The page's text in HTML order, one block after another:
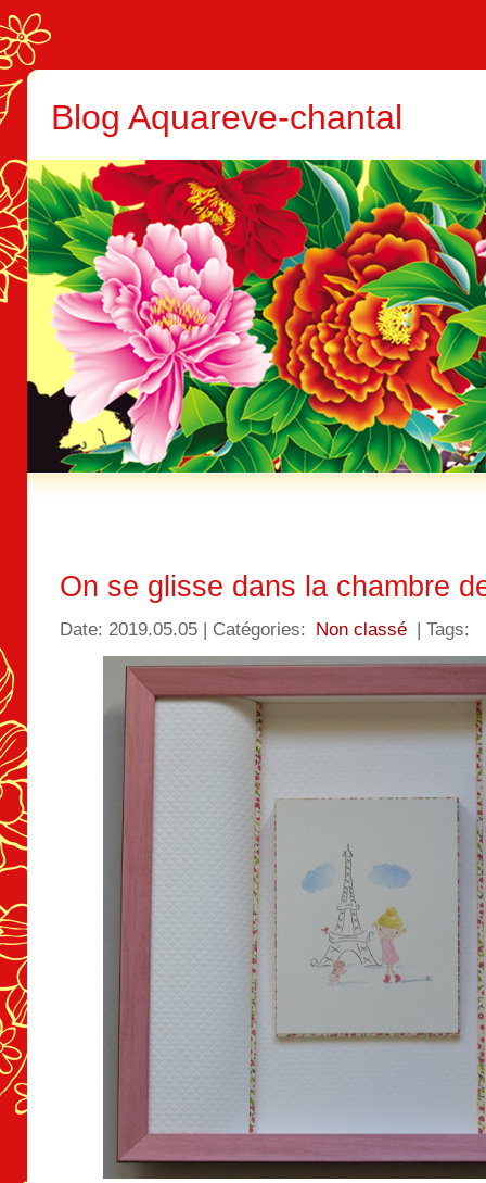
Blog Aquareve-chantal
On se glisse dans la chambre
Date: 2019.05.05 | Catégories: Non classé | Tags: